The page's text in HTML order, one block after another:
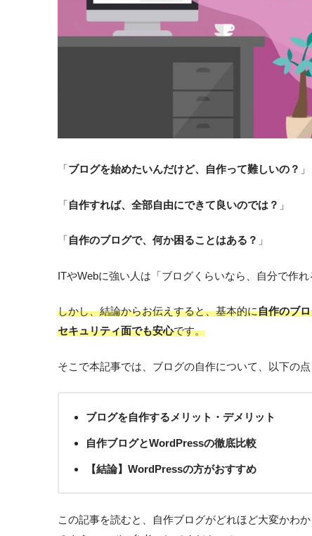
「ブログを始めたいんだけど、自作って難しいの？ 」
「自作すれば、全部自由にできて良いのでは？ 」
「自作のブログで、何か困ることはある？ 」
ITやWebに強い人は「ブログくらいなら、自分で作れ
しかし、結論からお伝えすると、基本的に自作のブ
セキュリティ面でも安心です。
そこで本記事では、ブログの自作について、以下の点
ブログを自作するメリット・デメリット
自作ブログとWordPressの徹底比較
【結論】WordPressの方がおすすめ
この記事を読むと、自作ブログがどれほど大変かわ